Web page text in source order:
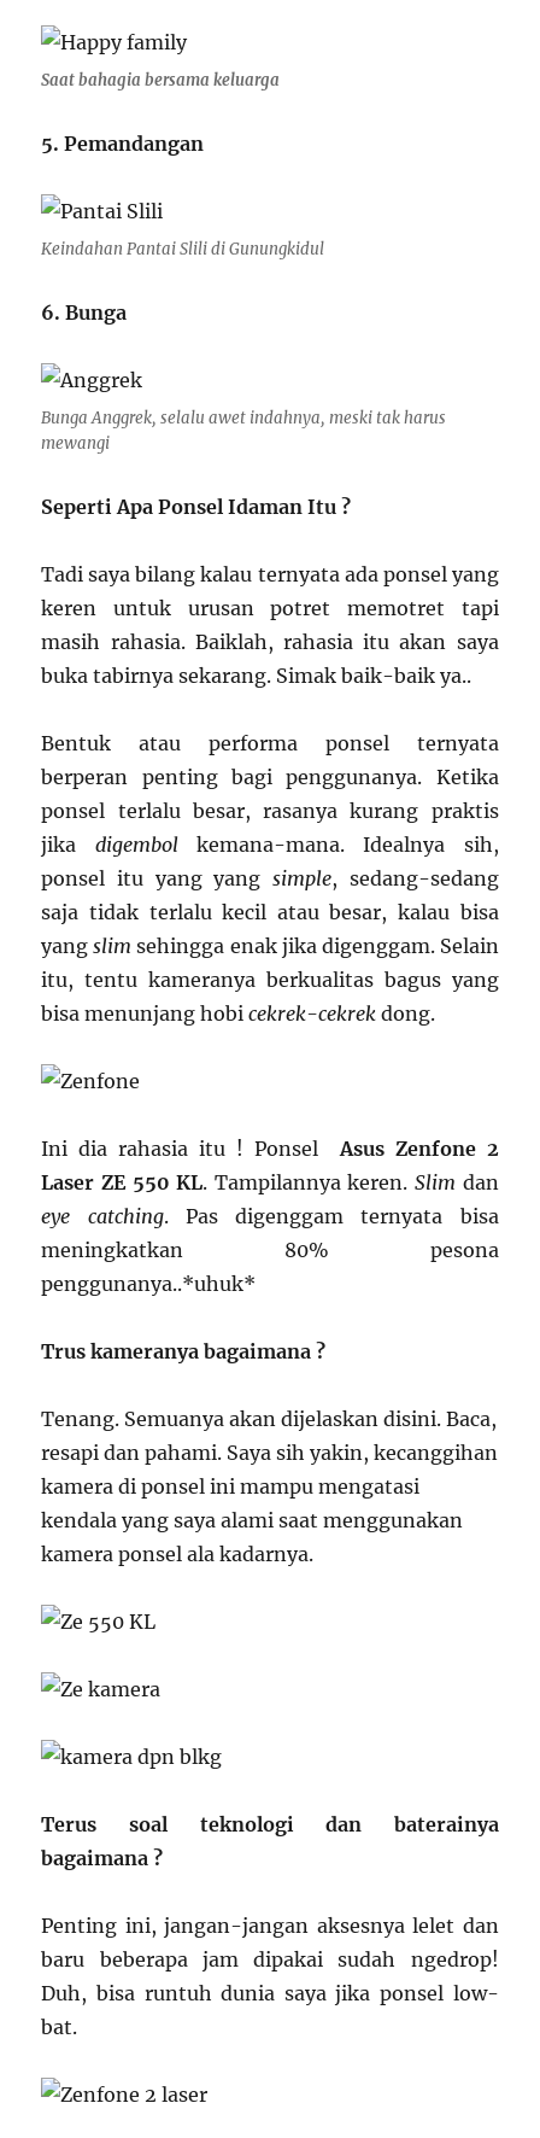
Saat bahagia bersama keluarga
5. Pemandangan
Keindahan Pantai Slili di Gunungkidul
6. Bunga
Bunga Anggrek, selalu awet indahnya, meski tak harus
mewangi
Seperti Apa Ponsel Idaman Itu ?
Tadi saya bilang kalau ternyata ada ponsel yang
keren untuk urusan potret memotret tapi
masih rahasia. Baiklah, rahasia itu akan saya
buka tabirnya sekarang. Simak baik-baik ya..
Bentuk atau performa ponsel ternyata
berperan penting bagi penggunanya. Ketika
ponsel terlalu besar, rasanya kurang praktis
jika digembolkemana-mana. Idealnya sih,
ponsel itu yang yang simple, sedang-sedang
saja tidak terlalu kecil atau besar, kalau bisa
yangslim sehingga enak jika digenggam. Selain
itu, tentu kameranya berkualitas bagus yang
bisa menunjang hobicekrek-cekrek dong.
Ini dia rahasia itu ! PonselAsus Zenfone 2
Laser ZE 550 KL. Tampilannya keren. Slim dan
eye catching. Pas digenggam ternyata bisa
meningkatkan 80% pesona
penggunanya..*uhuk*
Trus kameranya bagaimana ?
Tenang. Semuanya akan dijelaskan disini. Baca,
resapi dan pahami. Saya sih yakin, kecanggihan
kamera di ponsel ini mampu mengatasi
kendala yang saya alami saat menggunakan
kamera ponsel ala kadarnya.
Terus soal teknologi dan baterainya
bagaimana ?
Penting ini, jangan-jangan aksesnya lelet dan
baru beberapa jam dipakai sudah ngedrop!
Duh, bisa runtuh dunia saya jika ponsel low-
bat.